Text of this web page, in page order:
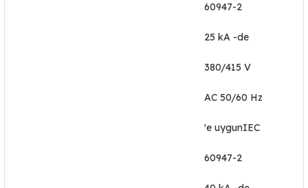
60947-2
25 kA -de
380/415 V
AC 50/60 Hz
'e uygunIEC
60947-2